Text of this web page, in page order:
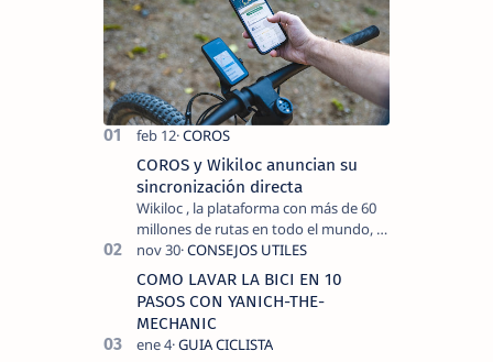
COROS y Wikiloc anuncian su
sincronización directa
Wikiloc , la plataforma con más de 60
millones de rutas en todo el mundo, y
COROS , marca de dispositivos GPS
reconocida mundialmente por su
tecnolo…
COMO LAVAR LA BICI EN 10
PASOS CON YANICH-THE-
MECHANIC